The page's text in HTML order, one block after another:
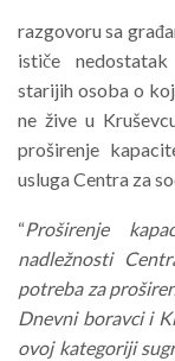
razgovoru sa
ističe
starijih osoba o
ne žive u
proširenje
usluga Centra za
“Proširenje
nadležnosti
potreba za
Dnevni boravci i
ovoj kategoriji